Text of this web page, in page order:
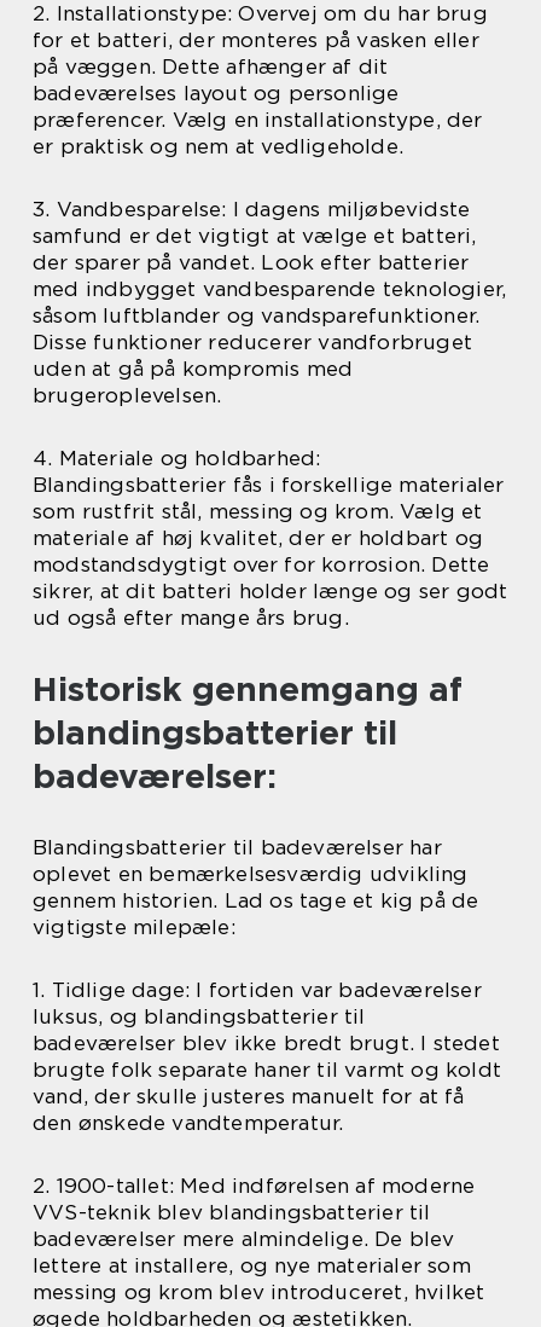
2. Installationstype: Overvej om du har brug
for et batteri, der monteres på vasken eller
på væggen. Dette afhænger af dit
badeværelses layout og personlige
præferencer. Vælg en installationstype, der
er praktisk og nem at vedligeholde.
3. Vandbesparelse: I dagens miljøbevidste
samfund er det vigtigt at vælge et batteri,
der sparer på vandet. Look efter batterier
med indbygget vandbesparende teknologier,
såsom luftblander og vandsparefunktioner.
Disse funktioner reducerer vandforbruget
uden at gå på kompromis med
brugeroplevelsen.
4. Materiale og holdbarhed:
Blandingsbatterier fås i forskellige materialer
som rustfrit stål, messing og krom. Vælg et
materiale af høj kvalitet, der er holdbart og
modstandsdygtigt over for korrosion. Dette
sikrer, at dit batteri holder længe og ser godt
ud også efter mange års brug.
Historisk gennemgang af
blandingsbatterier til
badeværelser:
Blandingsbatterier til badeværelser har
oplevet en bemærkelsesværdig udvikling
gennem historien. Lad os tage et kig på de
vigtigste milepæle:
1. Tidlige dage: I fortiden var badeværelser
luksus, og blandingsbatterier til
badeværelser blev ikke bredt brugt. I stedet
brugte folk separate haner til varmt og koldt
vand, der skulle justeres manuelt for at få
den ønskede vandtemperatur.
2. 1900-tallet: Med indførelsen af moderne
VVS-teknik blev blandingsbatterier til
badeværelser mere almindelige. De blev
lettere at installere, og nye materialer som
messing og krom blev introduceret, hvilket
øgede holdbarheden og æstetikken.